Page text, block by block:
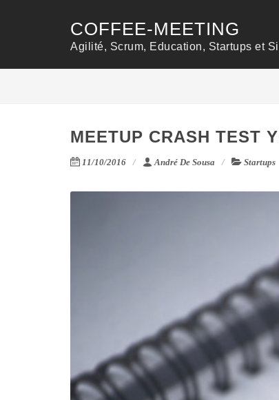
COFFEE-MEETING
Agilité, Scrum, Education, Startups et
MEETUP CRASH TEST
11/10/2016 André De Sousa Startups